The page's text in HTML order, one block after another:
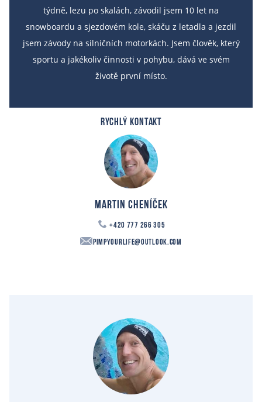
týdně, lezu po skalách, závodil jsem 10 let na
snowboardu a sjezdovém kole, skáču z letadla a jezdil
jsem závody na silničních motorkách. Jsem člověk, který
sportu a jakékoliv činnosti v pohybu, dává ve svém
životě první místo.
RYCHLÝ KONTAKT
Martin Cheníček
+420 777 266 305
PimpYourLife@outlook.com